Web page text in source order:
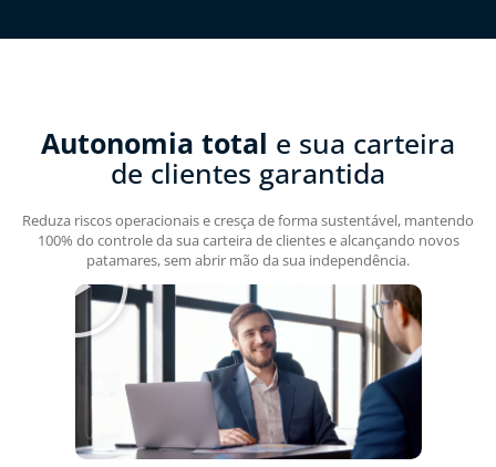
Autonomia total e sua carteira
de clientes garantida
Reduza riscos operacionais e cresça de forma sustentável, mantendo
100% do controle da sua carteira de clientes e alcançando novos
patamares, sem abrir mão da sua independência.